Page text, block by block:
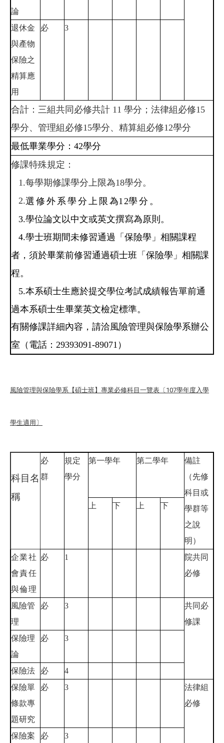
論
退休金
與產物
保險之
精算應
用
必 3
合計：三組共同必修共計 11 學分；法律組必修15
學分、管理組必修15學分、精算組必修12學分
最低畢業學分：42學分
修課特殊規定：
1.每學期修課學分上限為18學分。
2.選修外系學分上限 為12學分 。
3.學位論文以中文或英文撰寫為原則。
4.學士班期間未修習通過「保險學」相關課程
者，須於畢業前修習通過碩士班「保險學」相關課
程。
5.本系碩士生應於提交學位考試成績報告單前通
過本系碩士生畢業英文檢定標準。
有關修課詳細內容，請洽風險管理與保險學系辦公
室（電話：29393091-89071）
風險管理與保險學系【碩士班】專業必修科目一覽表〔107學年度入學
學生適用〕
科目名
稱
必
群
規定
學分
第一學年 第二學年
備註
（先修
科目或
學群等
之說
明）
上 下 上 下
企業社
會責任
與倫理
必 1
院共同
必修
風險管
理
必 3
共同必
修課
保險理
論
必 3
保險法 必
4
保險單
條款專
題研究
必 3
法律組
必修
保險案
必 3